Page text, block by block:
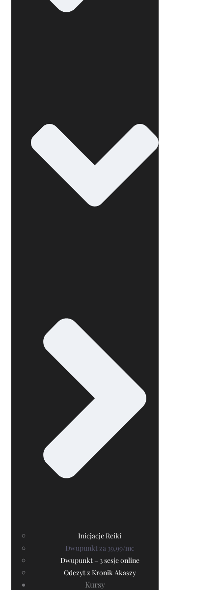
Inicjacje Reiki
Dwupunkt za 39,99/mc
Dwupunkt – 3 sesje online
Odczyt z Kronik Akaszy
Kursy